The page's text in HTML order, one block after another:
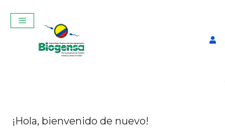
¡Hola, bienvenido de nuevo!